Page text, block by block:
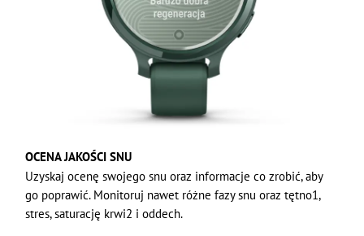
OCENA JAKOŚCI SNU
Uzyskaj ocenę swojego snu oraz informacje co zrobić, aby
go poprawić. Monitoruj nawet różne fazy snu oraz tętno1,
stres, saturację krwi2 i oddech.